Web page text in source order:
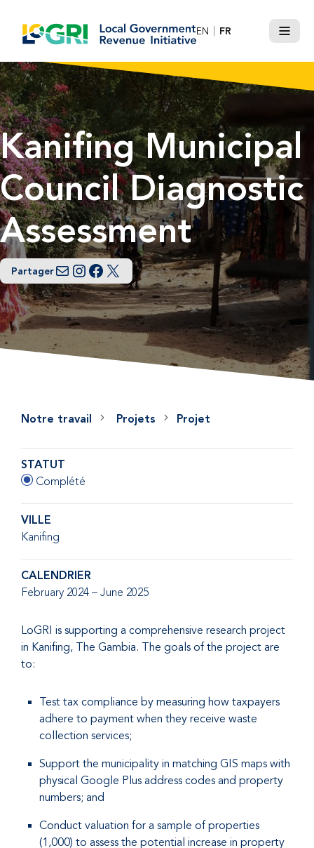
contenu
EN FR
Menu
Kanifing Municipal
Council Diagnostic
Assessment
Partager
Courriel
Instagram
Facebook
Twitter
Notre travail Projets Projet
STATUT
Complété
VILLE
Kanifing
CALENDRIER
February 2024 – June 2025
LoGRI is supporting a comprehensive research project
in Kanifing, The Gambia. The goals of the project are
to:
Test tax compliance by measuring how taxpayers
adhere to payment when they receive waste
collection services;
Support the municipality in matching GIS maps with
physical Google Plus address codes and property
numbers; and
Conduct valuation for a sample of properties
(1,000) to assess the potential increase in property